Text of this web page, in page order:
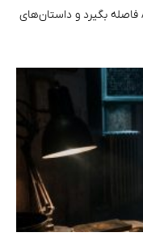
جیمز کامرون می‌گوید آماده است تا از Avatar فاصله بگیرد و داستان‌های